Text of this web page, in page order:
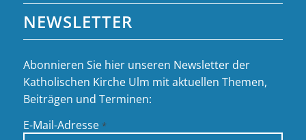
NEWSLETTER
Abonnieren Sie hier unseren Newsletter der
Katholischen Kirche Ulm mit aktuellen Themen,
Beiträgen und Terminen:
E-Mail-Adresse *